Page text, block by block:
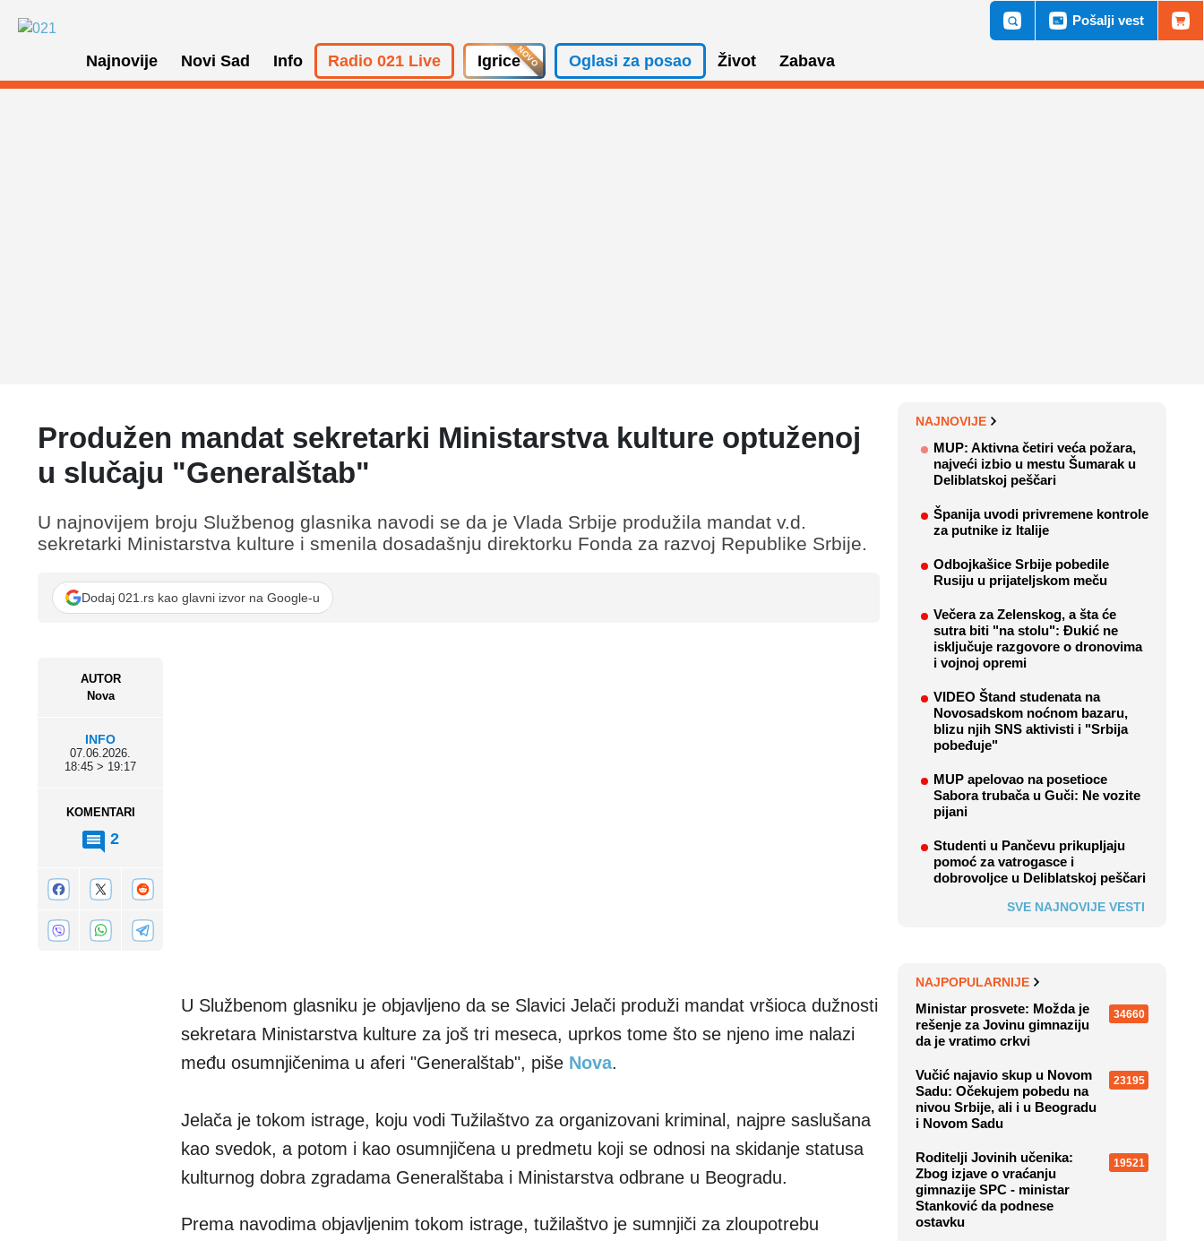
Najnovije Novi Sad Info Radio 021 Live Igrice Oglasi za posao Život Zabava
Pošalji vest
Produžen mandat sekretarki Ministarstva kulture optuženoj
u slučaju "Generalštab"
AUTOR
Nova
INFO
07.06.2026.
18:45 > 19:17
KOMENTARI
2
U najnovijem broju Službenog glasnika navodi se da je Vlada Srbije produžila mandat v.d.
sekretarki Ministarstva kulture i smenila dosadašnju direktorku Fonda za razvoj Republike Srbije.
Dodaj 021.rs kao glavni izvor na Google-u
U Službenom glasniku je objavljeno da se Slavici Jelači produži mandat vršioca dužnosti
sekretara Ministarstva kulture za još tri meseca, uprkos tome što se njeno ime nalazi
među osumnjičenima u aferi "Generalštab", piše Nova.
Jelača je tokom istrage, koju vodi Tužilaštvo za organizovani kriminal, najpre saslušana
kao svedok, a potom i kao osumnjičena u predmetu koji se odnosi na skidanje statusa
kulturnog dobra zgradama Generalštaba i Ministarstva odbrane u Beogradu.
Prema navodima objavljenim tokom istrage, tužilaštvo je sumnjiči za zloupotrebu
NAJNOVIJE
MUP: Aktivna četiri veća požara,
najveći izbio u mestu Šumarak u
Deliblatskoj peščari
Španija uvodi privremene kontrole
za putnike iz Italije
Odbojkašice Srbije pobedile
Rusiju u prijateljskom meču
Večera za Zelenskog, a šta će
sutra biti "na stolu": Đukić ne
isključuje razgovore o dronovima
i vojnoj opremi
VIDEO Štand studenata na
Novosadskom noćnom bazaru,
blizu njih SNS aktivisti i "Srbija
pobeđuje"
MUP apelovao na posetioce
Sabora trubača u Guči: Ne vozite
pijani
Studenti u Pančevu prikupljaju
pomoć za vatrogasce i
dobrovoljce u Deliblatskoj peščari
SVE NAJNOVIJE VESTI
NAJPOPULARNIJE
Ministar prosvete: Možda je
rešenje za Jovinu gimnaziju
da je vratimo crkvi
34660
Vučić najavio skup u Novom
Sadu: Očekujem pobedu na
nivou Srbije, ali i u Beogradu
i Novom Sadu
23195
Roditelji Jovinih učenika:
Zbog izjave o vraćanju
gimnazije SPC - ministar
Stanković da podnese
ostavku
19521